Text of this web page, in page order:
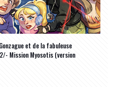
et de la fabuleuse
Mission Myosotis (version